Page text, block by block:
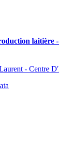
laitière
- Centre